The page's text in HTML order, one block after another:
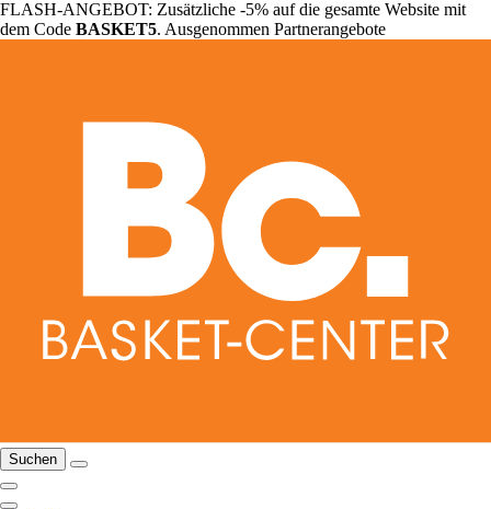
FLASH-ANGEBOT: Zusätzliche -5% auf die gesamte Website mit
dem Code BASKET5. Ausgenommen Partnerangebote
Suchen